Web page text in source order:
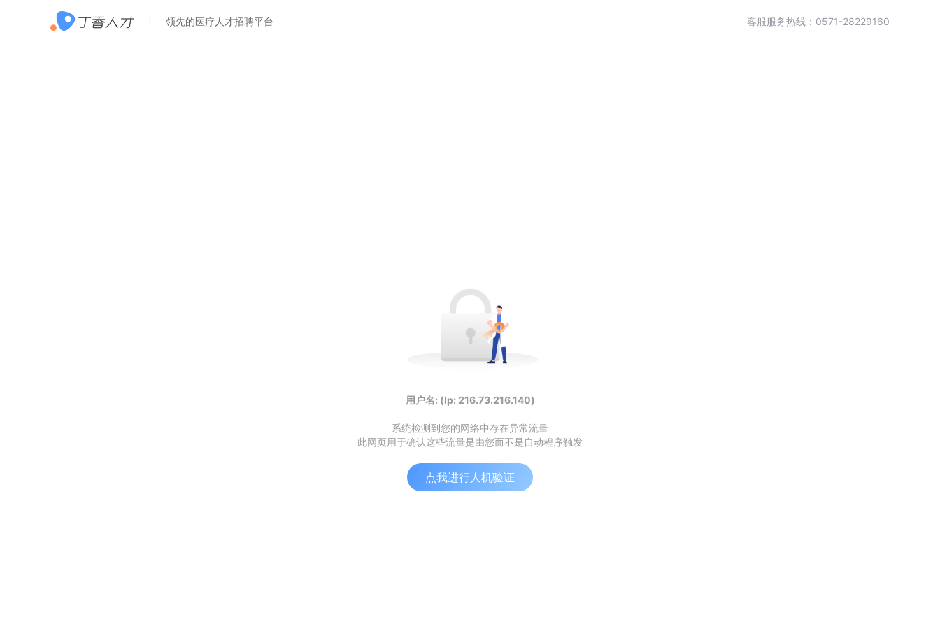
领先的医疗人才招聘平台 客服服务热线：0571-28229160
用户名: (Ip: 216.73.216.140)
系统检测到您的网络中存在异常流量
此网页用于确认这些流量是由您而不是自动程序触发
点我进行人机验证